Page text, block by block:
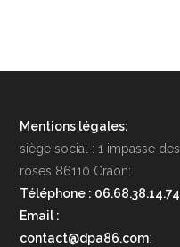
Mentions légales:
siège social : 1 impasse des
roses 86110 Craon:
Téléphone : 06.68.38.14.74
Email :
contact@dpa86.com: